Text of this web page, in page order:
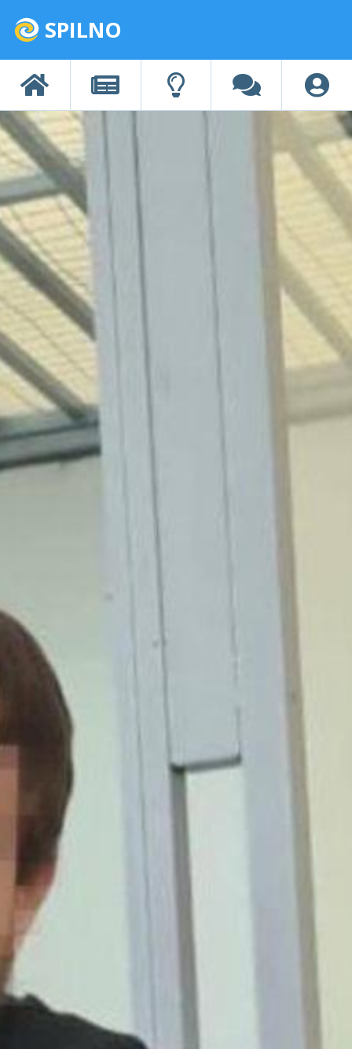
SPILNO